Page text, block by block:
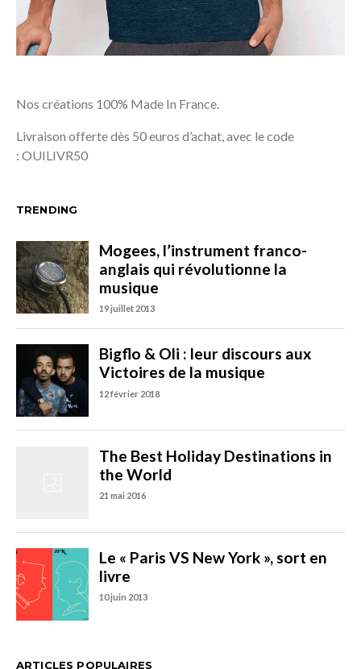
Nos créations 100% Made In France.
Livraison offerte dès 50 euros d’achat, avec le code
: OUILIVR50
TRENDING
ARTICLES POPULAIRES